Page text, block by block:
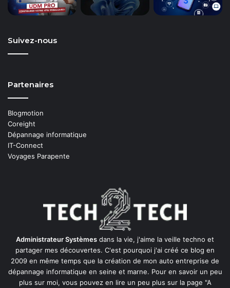
Suivez-nous
Partenaires
Blogmotion
Coreight
Dépannage informatique
IT-Connect
Voyages Parapente
Administrateur Systèmes dans la vie, j'aime la veille techno et
partager mes découvertes. C'est pourquoi j'ai créé ce blog en
2009 en même temps que la création de mon auto entreprise de
dépannage informatique en seine et marne. Pour en savoir un peu
plus sur moi, vous pouvez en lire un peu plus sur la page "A